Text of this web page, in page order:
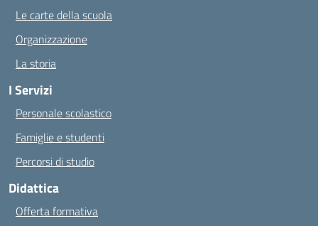
Le carte della scuola
Organizzazione
La storia
I Servizi
Personale scolastico
Famiglie e studenti
Percorsi di studio
Didattica
Offerta formativa